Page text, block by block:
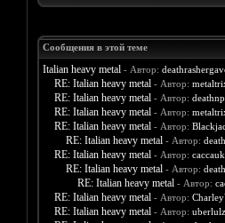
Сообщения в этой теме
Italian heavy metal - Автор:
RE: Italian heavy metal - Автор:
RE: Italian heavy metal - Автор: deathnp
RE: Italian heavy metal - Автор:
RE: Italian heavy metal - Автор:
RE: Italian heavy metal - Автор:
RE: Italian heavy metal - Автор: caccauk
RE: Italian heavy metal - Автор:
RE: Italian heavy metal - Автор:
RE: Italian heavy metal - Автор:
RE: Italian heavy metal - Автор: uberlulz